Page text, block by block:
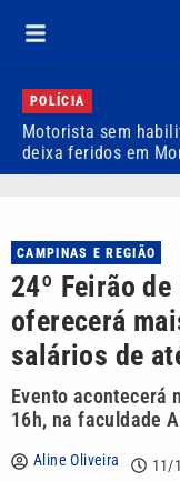
POLÍCIA
Motorista sem
deixa feridos em
CAMPINAS E REGIÃO
24º Feirão
oferecerá
salários de
Evento acontecerá
16h, na faculdade
Aline Oliveira 11/